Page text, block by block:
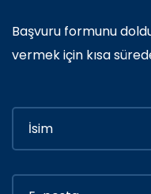
Başvuru formunu
vermek için kısa